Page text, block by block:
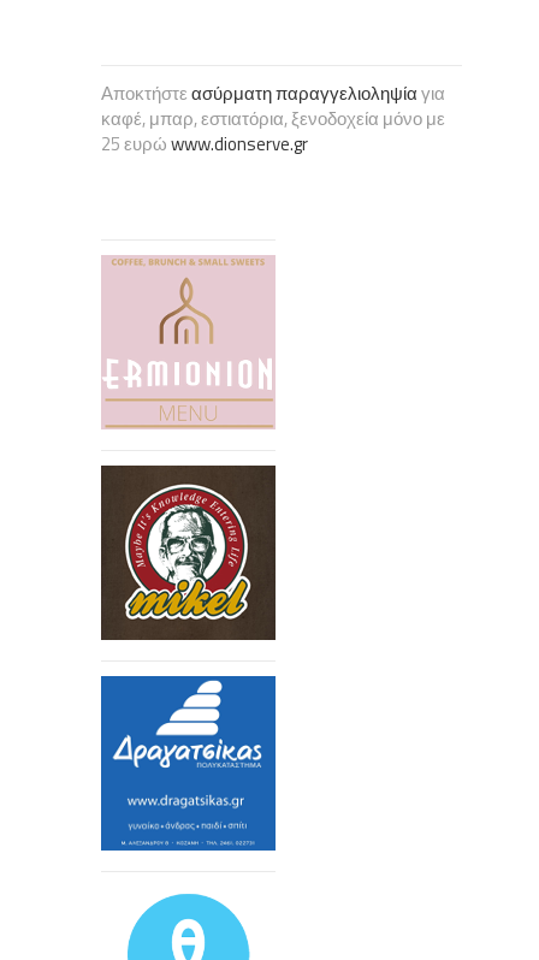
Αποκτήστεασύρματη παραγγελιοληψίαγια
καφέ, μπαρ, εστιατόρια, ξενοδοχεία μόνο με
25 ευρώwww.dionserve.gr